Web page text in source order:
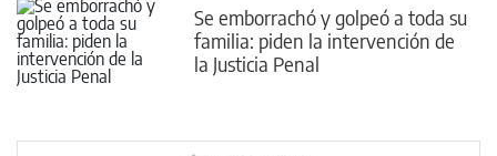
Se emborrachó y golpeó a toda su
familia: piden la intervención de
la Justicia Penal